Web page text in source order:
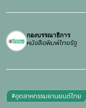
กองบรรณาธิการ
หนังสือพิมพ์ไทยรัฐ
#อุตสาหกรรมยานยนต์ไทย